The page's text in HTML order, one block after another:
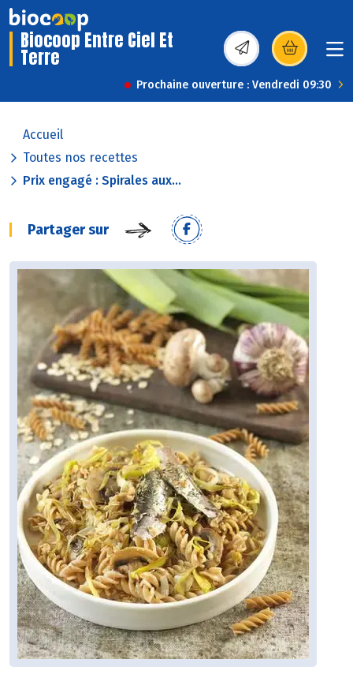
Biocoop Entre Ciel Et
Terre (s’ouvre dans une
Prochaine ouverture : Vendredi 09:30
Accueil
Toutes nos recettes
Prix engagé : Spirales aux...
Partager sur